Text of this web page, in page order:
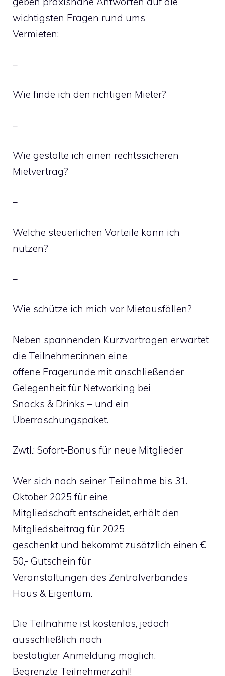
wichtigsten Fragen rund ums
Vermieten:
–
Wie finde ich den richtigen Mieter?
–
Wie gestalte ich einen rechtssicheren
Mietvertrag?
–
Welche steuerlichen Vorteile kann ich
nutzen?
–
Wie schütze ich mich vor Mietausfällen?
Neben spannenden Kurzvorträgen erwartet
die Teilnehmer:innen eine
offene Fragerunde mit anschließender
Gelegenheit für Networking bei
Snacks & Drinks – und ein
Überraschungspaket.
Zwtl.: Sofort-Bonus für neue Mitglieder
Wer sich nach seiner Teilnahme bis 31.
Oktober 2025 für eine
Mitgliedschaft entscheidet, erhält den
Mitgliedsbeitrag für 2025
geschenkt und bekommt zusätzlich einen Ꞓ
50,- Gutschein für
Veranstaltungen des Zentralverbandes
Haus & Eigentum.
Die Teilnahme ist kostenlos, jedoch
ausschließlich nach
bestätigter Anmeldung möglich.
Begrenzte Teilnehmerzahl!